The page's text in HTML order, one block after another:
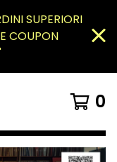
SUPERIORI
COUPON
0